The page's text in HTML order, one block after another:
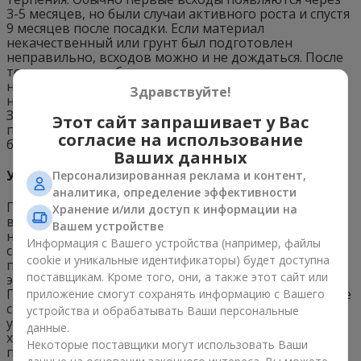
3-5 месяцев, но были случаи активного роста и спустя
9 месяцев после посадки. Если материал
некачественный или грунт был подготовлен
неправильно, всходов можно и не дождаться. После
того, как семена были посажены, емкость
накрывается стеклом или полиэтиленом и ставится
на хорошо освещенное место с рассеянным светом.
Закрывать растение нужно для того, чтобы в
питательную среду не попал грибок и другие
бактерии.
Уход за всходами и пересадка
После всходов растение пересаживают в более
вместительный горшок, но перед этим почву
необходимо часто и обильно увлажнять. Поливать
стрелицию нужно теплой, отстоянной водой. До
пересадки подкармливать не нужно, так как на этом
этапе растение получает все, что нужно из субстрата.
Пересаживают “Райскую птицу” в емкости покрупнее
с запасом, чтобы когда растение подросло, оно не
уперлось в стенки емкости. Если стрелиция растет
хорошо, то пересаживать ее нужно раз в год. При
пересадке постарайтесь аккуратно обращаться с
Здравствуйте!
Этот сайт запрашивает у Вас
согласие на использование
Ваших данных
Персонализированная реклама и контент,
аналитика, определение эффективности
Хранение и/или доступ к информации на
Вашем устройстве
Информация с Вашего устройства (например, файлы
cookie и уникальные идентификаторы) будет доступна
поставщикам. Кроме того, они, а также этот сайт или
приложение смогут сохранять информацию с Вашего
устройства и обрабатывать Ваши персональные
данные.
Некоторые поставщики могут использовать Ваши